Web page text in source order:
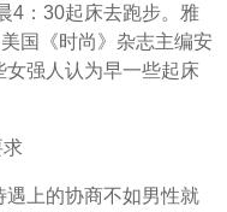
4：30起床去跑步。雅
国《时尚》杂志主编安
女强人认为早一些起床
求
上的协商不如男性就